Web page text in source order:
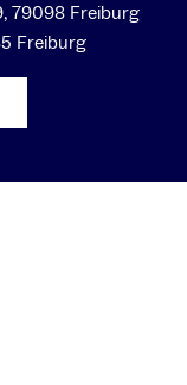
79098 Freiburg
Freiburg